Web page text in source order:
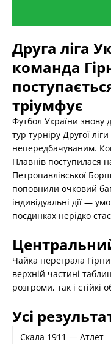
Друга ліга
команда
тріумфує
Футбол України знову
тур турніру Другої
непередбачуваним.
Плавнів поступилася
Петропавлівської
поповнили очковий
індивідуальні дії —
поєдинках нерідко
Чайка переграла
верхній частині
розгроми, так і стійкі
Усі
Скала 1911 — Атлет